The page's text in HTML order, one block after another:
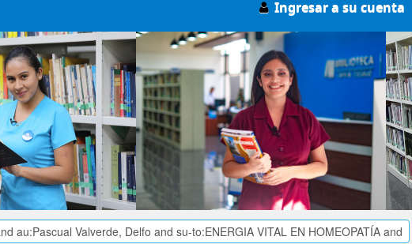
Ingresar a su cuenta